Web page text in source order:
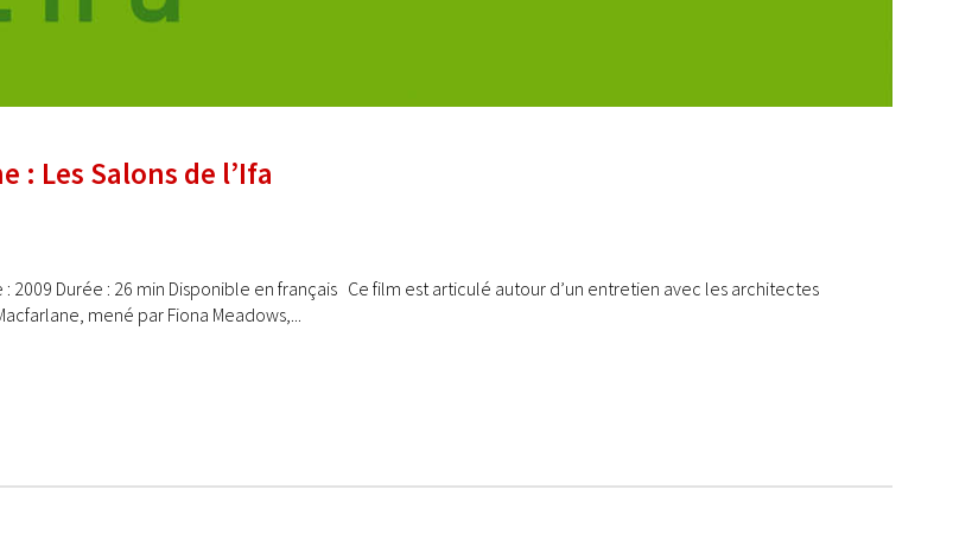
: Les Salons de l’Ifa
2009 Durée : 26 min Disponible en français Ce film est articulé autour d’un entretien avec les architectes
mené par Fiona Meadows,...